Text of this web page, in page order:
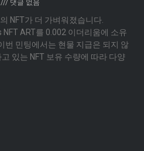
NFT가 더 가벼워졌습니다.
NFT ART를 0.002 이더리움에 소유
번 민팅에서는 현물 지급은 되지 않
있는 NFT 보유 수량에 따라 다양